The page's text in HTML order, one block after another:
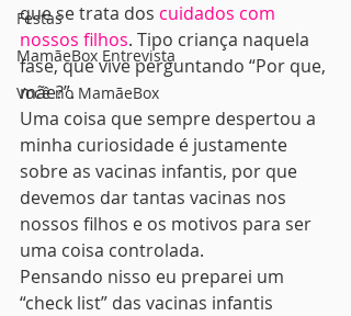
Festas
MamãeBox Entrevista
Você no MamãeBox
que se trata dos cuidados com
nossos filhos. Tipo criança naquela
fase, que vive perguntando “Por que,
mãe?”.
Uma coisa que sempre despertou a
minha curiosidade é justamente
sobre as vacinas infantis, por que
devemos dar tantas vacinas nos
nossos filhos e os motivos para ser
uma coisa controlada.
Pensando nisso eu preparei um
“check list” das vacinas infantis